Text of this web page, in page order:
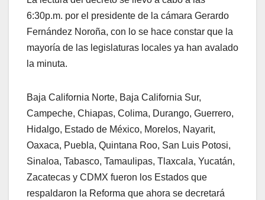
6:30p.m. por el presidente de la cámara Gerardo
Fernández Noroña, con lo se hace constar que la
mayoría de las legislaturas locales ya han avalado
la minuta.
Baja California Norte, Baja California Sur,
Campeche, Chiapas, Colima, Durango, Guerrero,
Hidalgo, Estado de México, Morelos, Nayarit,
Oaxaca, Puebla, Quintana Roo, San Luis Potosi,
Sinaloa, Tabasco, Tamaulipas, Tlaxcala, Yucatán,
Zacatecas y CDMX fueron los Estados que
respaldaron la Reforma que ahora se decretará